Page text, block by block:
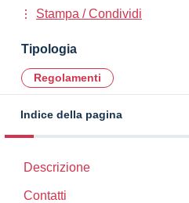
Stampa / Condividi
Tipologia
Regolamenti
Indice della pagina
Descrizione
Contatti